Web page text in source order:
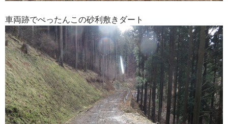
車両跡でぺったんこの砂利敷きダート